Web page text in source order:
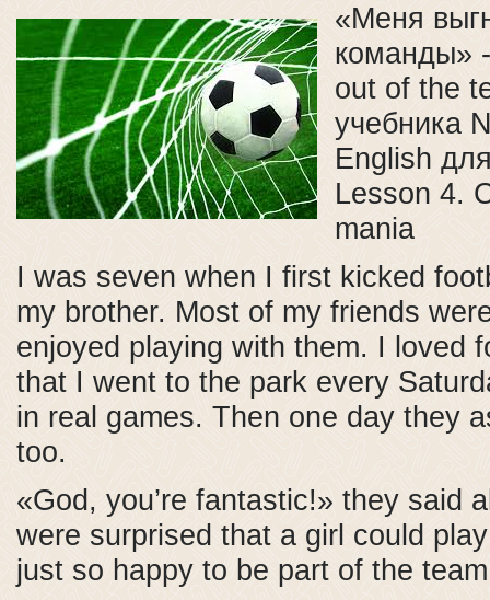
«Меня
команды»
out of the
учебника
English
Lesson 4.
mania
I was seven when I first kicked
my brother. Most of my friends
enjoyed playing with them. I loved
that I went to the park every
in real games. Then one day they
too.
«God, you’re fantastic!» they said
were surprised that a girl could
just so happy to be part of the